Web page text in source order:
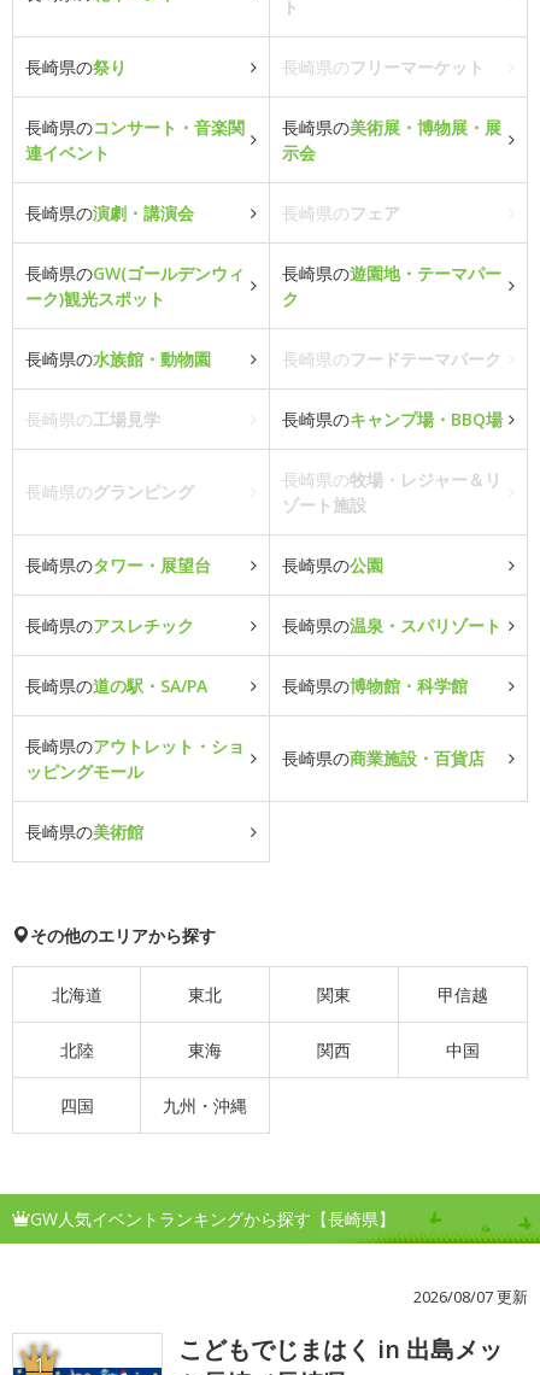
ト
長崎県の祭り 長崎県のフリーマーケット
長崎県のコンサート・音楽関
連イベント
長崎県の美術展・博物展・展
示会
長崎県の演劇・講演会 長崎県のフェア
長崎県のGW(ゴールデンウィ
ーク)観光スポット
長崎県の遊園地・テーマパー
ク
長崎県の水族館・動物園 長崎県のフードテーマパーク
長崎県の工場見学 長崎県のキャンプ場・BBQ場
長崎県のグランピング
長崎県の牧場・レジャー＆リ
ゾート施設
長崎県のタワー・展望台 長崎県の公園
長崎県のアスレチック 長崎県の温泉・スパリゾート
長崎県の道の駅・SA/PA 長崎県の博物館・科学館
長崎県のアウトレット・ショ
ッピングモール
長崎県の商業施設・百貨店
長崎県の美術館
その他のエリアから探す
北海道 東北 関東 甲信越
北陸 東海 関西 中国
四国 九州・沖縄
GW人気イベントランキングから探す【長崎県】
2026/08/07 更新
1
こどもでじまはく in 出島メッ